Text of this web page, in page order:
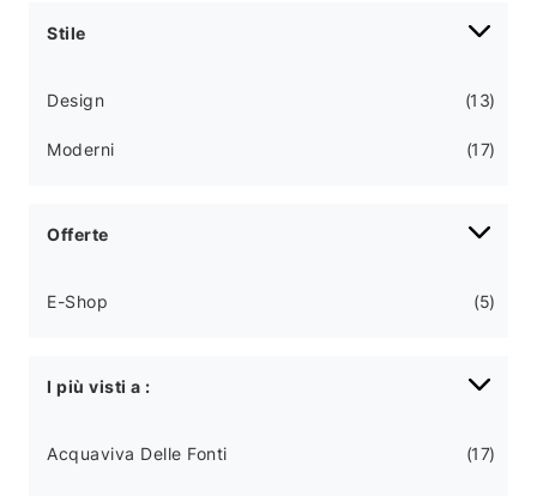
Stile
Design 13
Moderni 17
Offerte
E-Shop 5
I più visti a :
Acquaviva Delle Fonti 17